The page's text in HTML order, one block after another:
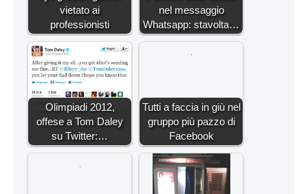
vietato ai
professionisti
nel messaggio
Whatsapp: stavolta…
Olimpiadi 2012,
offese a Tom Daley
su Twitter:…
Tutti a faccia in giù nel
gruppo più pazzo di
Facebook